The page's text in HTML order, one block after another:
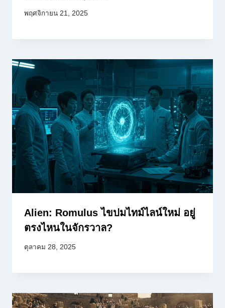
พฤศจิกายน 21, 2025
Alien: Romulus ไขปมไทม์ไลน์ใหม่ อยู่
ตรงไหนในจักรวาล?
ตุลาคม 28, 2025